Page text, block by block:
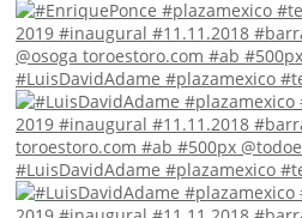
#LuisDavidAdame #plazamexico
#LuisDavidAdame #plazamexico